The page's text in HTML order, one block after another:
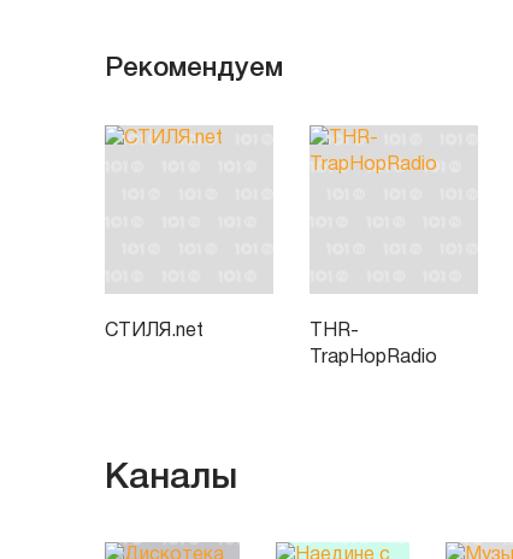
Рекомендуем
СТИЛЯ.net
THR-
TrapHopRadio
Каналы